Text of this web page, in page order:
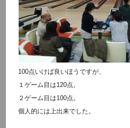
100点いけば良いほうですが、
１ゲーム目は120点。
２ゲーム目は100点。
個人的には上出来でした。